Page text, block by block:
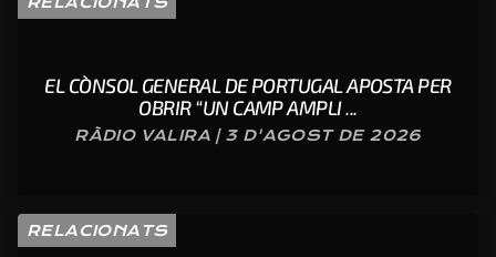
EL CÒNSOL GENERAL DE PORTUGAL APOSTA PER
OBRIR “UN CAMP AMPLI ...
RÀDIO VALIRA | 3 D'AGOST DE 2026
RELACIONATS